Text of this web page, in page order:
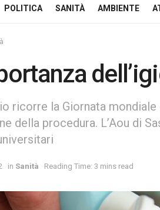
POLITICA SANITÀ AMBIENTE
ricorre la Giornata
della procedura. L’Aou di
in Sanità Reading Time: 3 mins read